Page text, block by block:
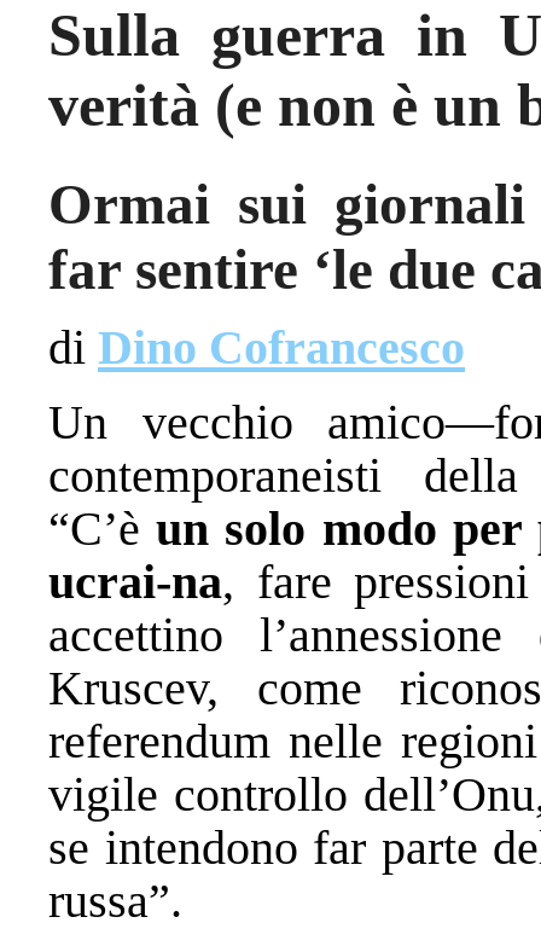
Sulla guerra in
verità (e non è un
Ormai sui
far sentire ‘le due
di Dino Cofrancesco
Un vecchio
contemporaneisti
“C’è un solo modo
ucrai-na, fare
accettino
Kruscev, come
referendum nelle
vigile controllo
se intendono far parte
russa”.